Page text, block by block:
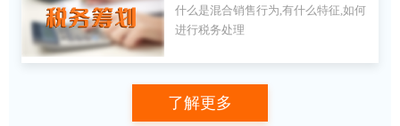
特征,如何进行税务处理
什么是混合销售行为,有什么特征,如何
进行税务处理
了解更多